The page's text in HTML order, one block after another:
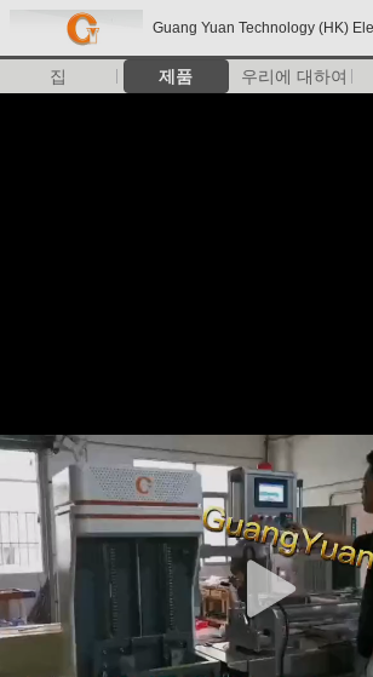
Guang Yuan Technology (HK)
집 제품 우리에 대하여